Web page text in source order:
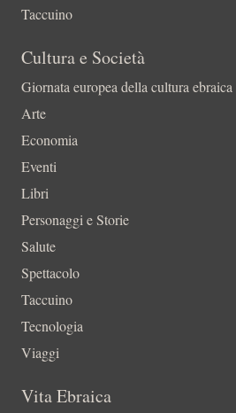
Taccuino
Cultura e Società
Giornata europea della cultura ebraica
Arte
Economia
Eventi
Libri
Personaggi e Storie
Salute
Spettacolo
Taccuino
Tecnologia
Viaggi
Vita Ebraica